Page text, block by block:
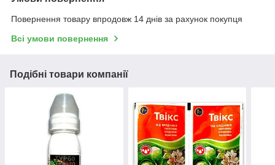
Повернення товару впродовж 14 днів за рахунок покупця
Всі умови повернення
Подібні товари компанії